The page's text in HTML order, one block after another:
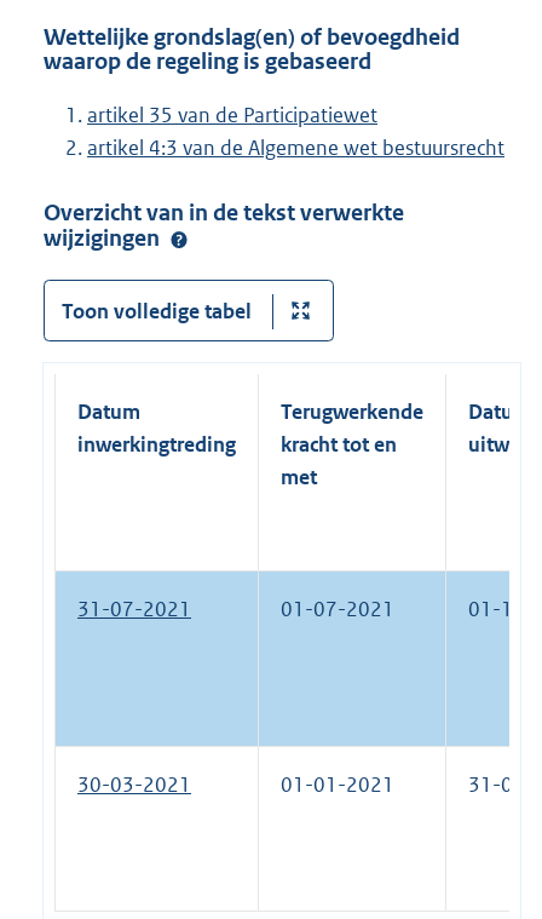
Wettelijke grondslag(en) of bevoegdheid
waarop de regeling is gebaseerd
artikel 35 van de Participatiewet
artikel 4:3 van de Algemene wet bestuursrecht
Overzicht van in de tekst verwerkte
wijzigingen
Toon volledige tabel
Datum
inwerkingtreding
Terugwerkende
kracht tot en
met
Datum
31-07-2021 01-07-2021 01-11-
30-03-2021 01-01-2021 31-07-